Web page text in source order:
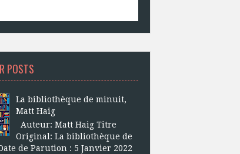
POSTS
La bibliothèque de minuit,
Matt Haig
Auteur: Matt Haig Titre
Original: La bibliothèque de
de Parution : 5 Janvier 2022